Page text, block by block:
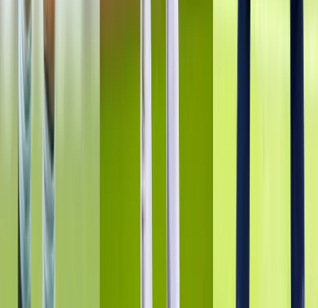
টানা বর্ষণে বরিশাল-ঢাকা মহাসড়কে
খানাখন্দ, ঝুঁকিপূর্ণ গাড়ি চলাচল